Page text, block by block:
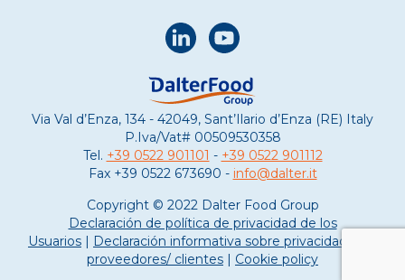
Via Val d’Enza, 134 - 42049, Sant’Ilario d’Enza (RE) Italy
P.Iva/Vat#00509530358
Tel. +39 0522 901101 - +39 0522 901112
Fax+39 0522 673690 - info@dalter.it
Copyright © 2022 Dalter Food Group
Declaración de política de privacidad de los
Usuarios | Declaración informativa sobre privacidad para
proveedores/ clientes | Cookie policy